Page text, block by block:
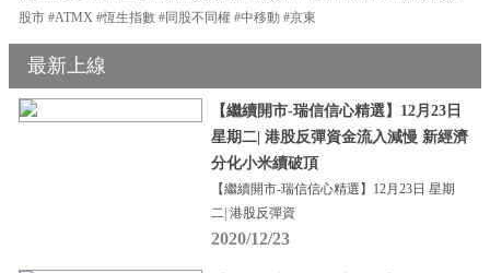
股市 #ATMX #恆生指數 #同股不同權 #中移動 #京東
最新上線
【繼續開市-瑞信信心精選】12月23日
星期二| 港股反彈資金流入減慢 新經濟
分化小米續破頂
【繼續開市-瑞信信心精選】12月23日 星期
二| 港股反彈資
2020/12/23